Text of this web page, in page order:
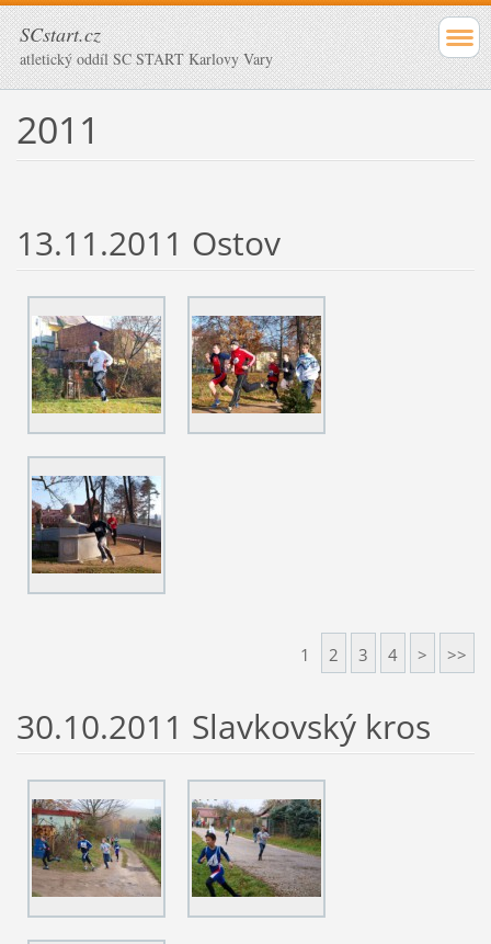
SCstart.cz
atletický oddíl SC START Karlovy Vary
2011
13.11.2011 Ostov
1 2 3 4 > >>
30.10.2011 Slavkovský kros